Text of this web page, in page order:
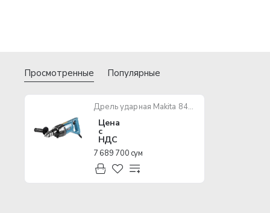
Просмотренные Популярные
Дрель ударная Makita 8406 850W
Цена
с
НДС
7 689 700 сум